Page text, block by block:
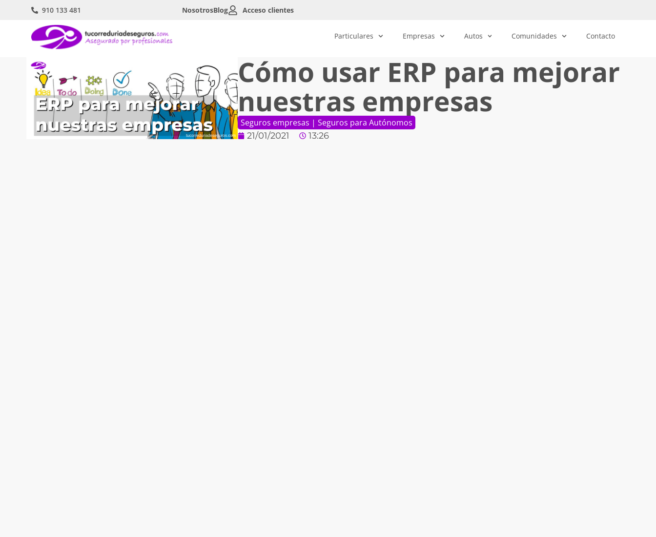
910 133 481 NosotrosBlog Acceso clientes
Particulares Empresas Autos Comunidades Contacto
Cómo usar ERP para mejorar
nuestras empresas
Seguros empresas | Seguros para Autónomos
21/01/2021
13:26